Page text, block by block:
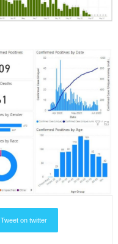
Tweet on twitter